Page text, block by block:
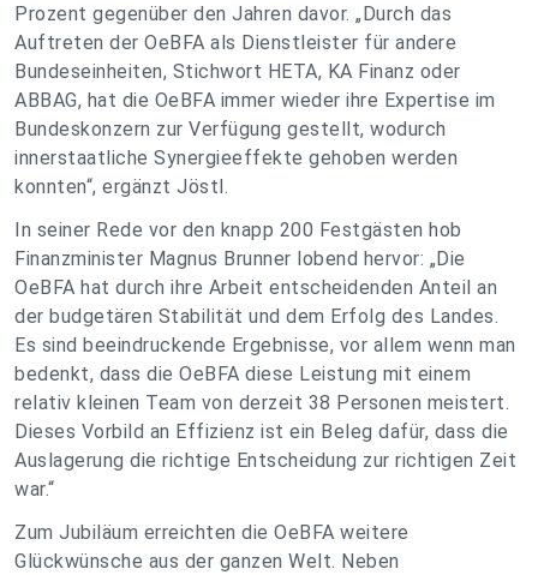
Prozent gegenüber den Jahren davor. „Durch das
Auftreten der OeBFA als Dienstleister für andere
Bundeseinheiten, Stichwort HETA, KA Finanz oder
ABBAG, hat die OeBFA immer wieder ihre Expertise im
Bundeskonzern zur Verfügung gestellt, wodurch
innerstaatliche Synergieeffekte gehoben werden
konnten“, ergänzt Jöstl.
In seiner Rede vor den knapp 200 Festgästen hob
Finanzminister Magnus Brunner lobend hervor: „Die
OeBFA hat durch ihre Arbeit entscheidenden Anteil an
der budgetären Stabilität und dem Erfolg des Landes.
Es sind beeindruckende Ergebnisse, vor allem wenn man
bedenkt, dass die OeBFA diese Leistung mit einem
relativ kleinen Team von derzeit 38 Personen meistert.
Dieses Vorbild an Effizienz ist ein Beleg dafür, dass die
Auslagerung die richtige Entscheidung zur richtigen Zeit
war.“
Zum Jubiläum erreichten die OeBFA weitere
Glückwünsche aus der ganzen Welt. Neben